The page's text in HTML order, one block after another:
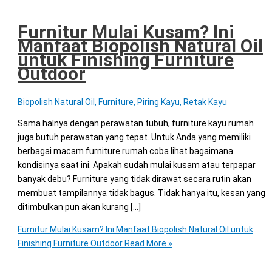
Furnitur Mulai Kusam? Ini
Manfaat Biopolish Natural Oil
untuk Finishing Furniture
Outdoor
Biopolish Natural Oil, Furniture, Piring Kayu, Retak Kayu
Sama halnya dengan perawatan tubuh, furniture kayu rumah
juga butuh perawatan yang tepat. Untuk Anda yang memiliki
berbagai macam furniture rumah coba lihat bagaimana
kondisinya saat ini. Apakah sudah mulai kusam atau terpapar
banyak debu? Furniture yang tidak dirawat secara rutin akan
membuat tampilannya tidak bagus. Tidak hanya itu, kesan yang
ditimbulkan pun akan kurang […]
Furnitur Mulai Kusam? Ini Manfaat Biopolish Natural Oil untuk
Finishing Furniture OutdoorRead More »